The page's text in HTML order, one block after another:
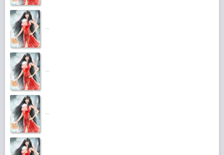
...
...
...